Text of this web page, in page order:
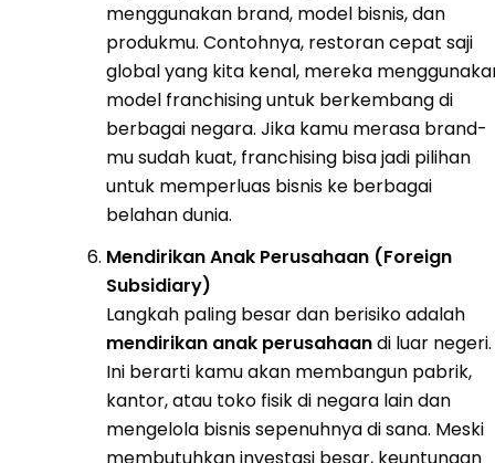
menggunakan brand, model bisnis, dan
produkmu. Contohnya, restoran cepat saji
global yang kita kenal, mereka
model franchising untuk berkembang di
berbagai negara. Jika kamu merasa brand-
mu sudah kuat, franchising bisa jadi pilihan
untuk memperluas bisnis ke berbagai
belahan dunia.
Mendirikan Anak Perusahaan (Foreign
Subsidiary)
Langkah paling besar dan berisiko adalah
mendirikan anak perusahaandi luar negeri.
Ini berarti kamu akan membangun pabrik,
kantor, atau toko fisik di negara lain dan
mengelola bisnis sepenuhnya di sana. Meski